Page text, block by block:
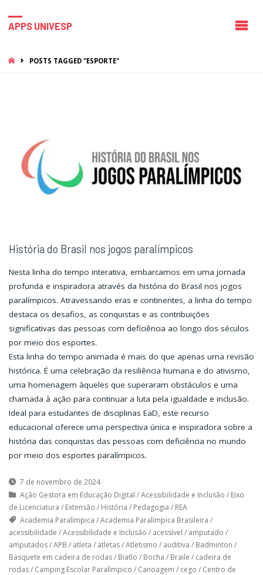
APPS UNIVESP
HOMEPOSTS TAGGED "ESPORTE"
História do Brasil nos jogos paralímpicos
Nesta linha do tempo interativa, embarcamos em uma jornada
profunda e inspiradora através da história do Brasil nos jogos
paralímpicos. Atravessando eras e continentes, a linha do tempo
destaca os desafios, as conquistas e as contribuições
significativas das pessoas com deficiência ao longo dos séculos
por meio dos esportes.
Esta linha do tempo animada é mais do que apenas uma revisão
histórica. É uma celebração da resiliência humana e do ativismo,
uma homenagem àqueles que superaram obstáculos e uma
chamada à ação para continuar a luta pela igualdade e inclusão.
Ideal para estudantes de disciplinas EaD, este recurso
educacional oferece uma perspectiva única e inspiradora sobre a
história das conquistas das pessoas com deficiência no mundo
por meio dos esportes paralímpicos.
7 de novembro de 2024
Ação Gestora em Educação Digital /Acessibilidade e Inclusão / Eixo
de Licenciatura / Extensão / História / Pedagogia / REA
Academia Paralímpica /Academia Paralímpica Brasileira /
acessibilidade /Acessibilidade e Inclusão / acessível / amputado /
amputados/APB / atleta / atletas/Atletismo / auditiva / Badminton /
Basquete em cadeira de rodas/ Biatlo / Bocha / Braile / cadeira de
rodas/ Camping Escolar Paralímpico / Canoagem / cego / Centro de